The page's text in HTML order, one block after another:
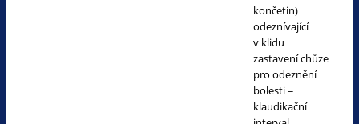
končetin)
odeznívající
v klidu
zastavení chůze
pro odeznění
bolesti =
klaudikační